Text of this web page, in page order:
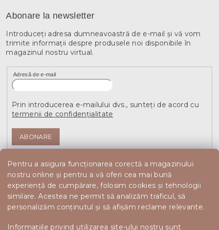
Pentru a asigura funcționarea corectă a magazinului
nostru online și pentru a vă oferi cea mai bună
experiență de cumpărare, folosim cookies și tehnologii
similare. Acestea ne permit să analizăm traficul, să
personalizăm conținutul și să afișăm reclame relevante.
Informațiile privind utilizarea site-ului nostru sunt
Abonare la newsletter
Introduceţi adresa dumneavoastră de e-mail şi vă vom
trimite informaţii despre produsele noi disponibile în
magazinul nostru virtual.
Adresă de e-mail
Prin introducerea e-mailului dvs., sunteți de acord cu
termenii de confidențialitate
ABONARE